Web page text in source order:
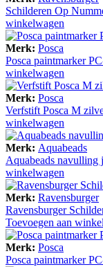
Schilderen Op
winkelwagen
Merk: Posca
Posca paintmarker
winkelwagen
Merk: Posca
Verfstift Posca M
winkelwagen
Merk: Aquabeads
Aquabeads navulling
winkelwagen
Merk: Ravensburger
Ravensburger
Toevoegen aan
Merk: Posca
Posca paintmarker